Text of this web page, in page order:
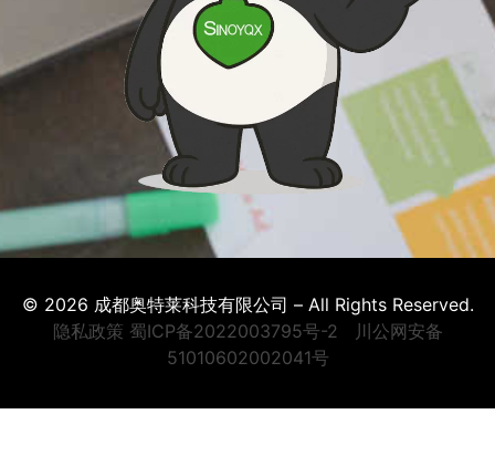
© 2026 成都奥特莱科技有限公司 – All Rights Reserved.
隐私政策 蜀ICP备2022003795号-2
川公网安备
51010602002041号